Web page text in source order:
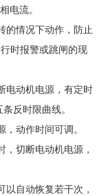
电流。
的情况下动作，防止
时报警或跳闸的现
电动机电源，有定时
反时限曲线。
动作时间可调。
切断电动机电源，
自动恢复若干次，